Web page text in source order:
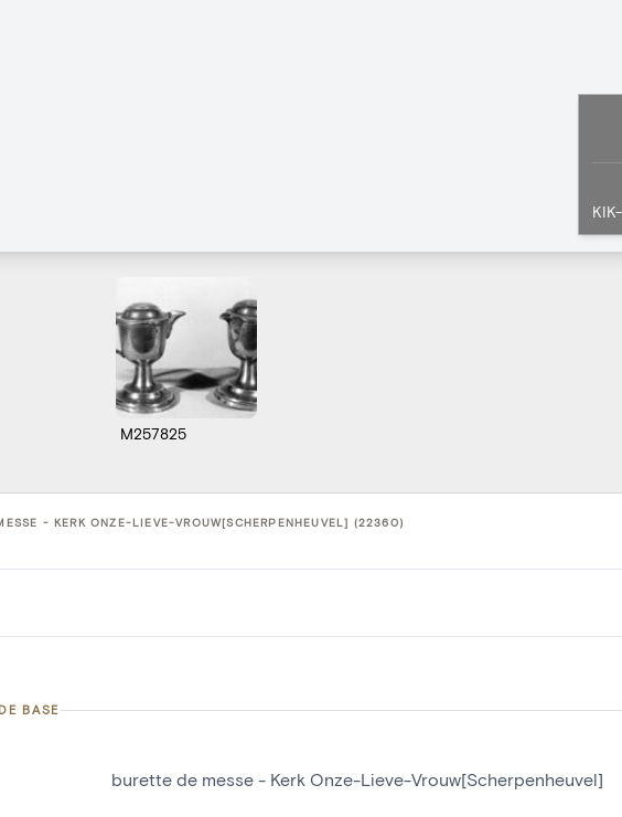
M257825
- KERK ONZE-LIEVE-VROUW[SCHERPENHEUVEL] (22360)
BASE
burette de messe - Kerk Onze-Lieve-Vrouw[Scherpenheuvel]